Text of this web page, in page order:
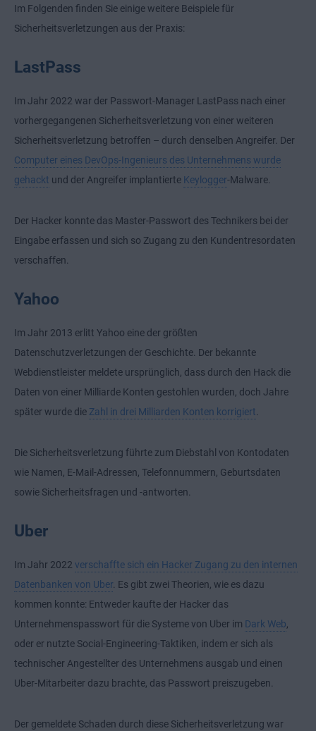
Im Folgenden finden Sie einige weitere Beispiele für
Sicherheitsverletzungen aus der Praxis:
LastPass
Im Jahr 2022 war der Passwort-Manager LastPass nach einer
vorhergegangenen Sicherheitsverletzung von einer weiteren
Sicherheitsverletzung betroffen – durch denselben Angreifer. Der
Computer eines DevOps-Ingenieurs des Unternehmens wurde
gehackt und der Angreifer implantierte Keylogger-Malware.
Der Hacker konnte das Master-Passwort des Technikers bei der
Eingabe erfassen und sich so Zugang zu den Kundentresordaten
verschaffen.
Yahoo
Im Jahr 2013 erlitt Yahoo eine der größten
Datenschutzverletzungen der Geschichte. Der bekannte
Webdienstleister meldete ursprünglich, dass durch den Hack die
Daten von einer Milliarde Konten gestohlen wurden, doch Jahre
später wurde die Zahl in drei Milliarden Konten korrigiert
Die Sicherheitsverletzung führte zum Diebstahl von Kontodaten
wie Namen, E-Mail-Adressen, Telefonnummern, Geburtsdaten
sowie Sicherheitsfragen und -antworten.
Uber
Im Jahr 2022 verschaffte sich ein Hacker Zugang zu den internen
Datenbanken von Uber . Es gibt zwei Theorien, wie es dazu
kommen konnte: Entweder kaufte der Hacker das
Unternehmenspasswort für die Systeme von Uber im Dark Web
oder er nutzte Social-Engineering-Taktiken, indem er sich als
technischer Angestellter des Unternehmens ausgab und einen
Uber-Mitarbeiter dazu brachte, das Passwort preiszugeben.
Der gemeldete Schaden durch diese Sicherheitsverletzung war